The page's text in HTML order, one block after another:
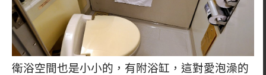
衛浴空間也是小小的，有附浴缸，這對愛泡澡的